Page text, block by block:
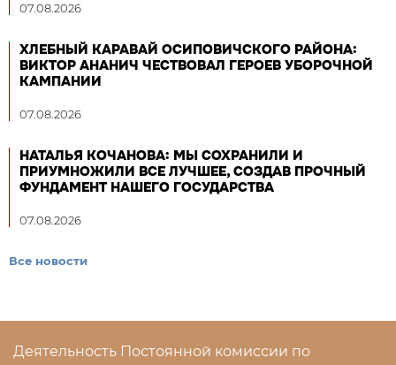
07.08.2026
ХЛЕБНЫЙ КАРАВАЙ ОСИПОВИЧСКОГО РАЙОНА:
ВИКТОР АНАНИЧ ЧЕСТВОВАЛ ГЕРОЕВ УБОРОЧНОЙ
КАМПАНИИ
07.08.2026
НАТАЛЬЯ КОЧАНОВА: МЫ СОХРАНИЛИ И
ПРИУМНОЖИЛИ ВСЕ ЛУЧШЕЕ, СОЗДАВ ПРОЧНЫЙ
ФУНДАМЕНТ НАШЕГО ГОСУДАРСТВА
07.08.2026
Все новости
Деятельность Постоянной комиссии по